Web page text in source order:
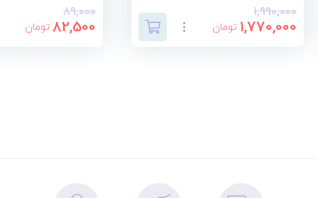
1,990,000
1,770,000 تومان
89,000
82,500 تومان